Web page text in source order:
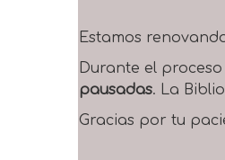
Estamos
Durante el
pausadas. La
Gracias por tu